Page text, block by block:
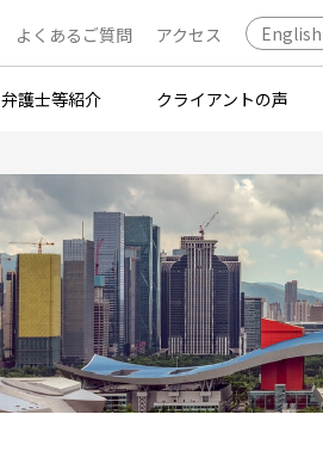
よくあるご質問 アクセス English
弁護士等紹介 クライアントの声